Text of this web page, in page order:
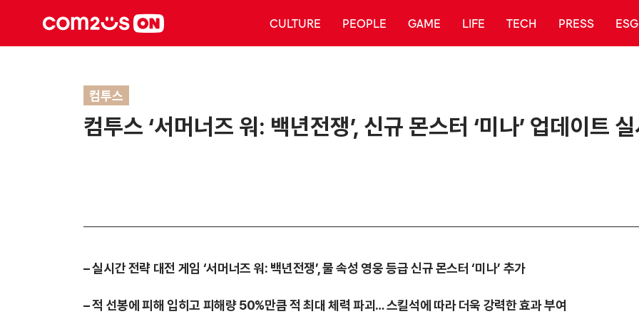
CULTURE PEOPLE GAME LIFE TECH PRESS ESG
컴투스
컴투스 ‘서머너즈 워: 백년전쟁’, 신규 몬스터 ‘미나’ 업데이트 실
– 실시간 전략 대전 게임 ‘서머너즈 워: 백년전쟁’, 물 속성 영웅 등급 신규 몬스터 ‘미나’ 추가
– 적 선봉에 피해 입히고 피해량 50%만큼 적 최대 체력 파괴… 스킬석에 따라 더욱 강력한 효과 부여